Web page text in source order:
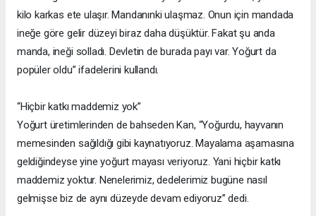
kilo karkas ete ulaşır. Mandanınki ulaşmaz. Onun için mandada
ineğe göre gelir düzeyi biraz daha düşüktür. Fakat şu anda
manda, ineği solladı. Devletin de burada payı var. Yoğurt da
popüler oldu” ifadelerini kullandı.
“Hiçbir katkı maddemiz yok”
Yoğurt üretimlerinden de bahseden Kan, “Yoğurdu, hayvanın
memesinden sağıldığı gibi kaynatıyoruz. Mayalama aşamasına
geldiğindeyse yine yoğurt mayası veriyoruz. Yani hiçbir katkı
maddemiz yoktur. Nenelerimiz, dedelerimiz bugüne nasıl
gelmişse biz de aynı düzeyde devam ediyoruz” dedi.